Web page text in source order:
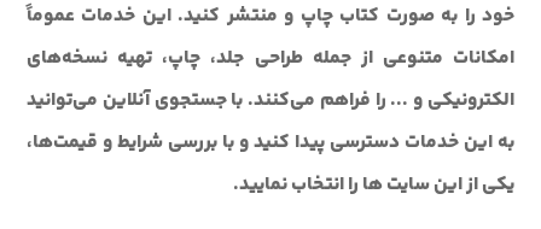
خود را به صورت کتاب چاپ و منتشر کنید. این خدمات عموماً
امکانات متنوعی از جمله طراحی جلد، چاپ، تهیه نسخه‌های
الکترونیکی و ... را فراهم می‌کنند. با جستجوی آنلاین می‌توانید
به این خدمات دسترسی پیدا کنید و با بررسی شرایط و قیمت‌ها،
یکی از این سایت ها را انتخاب نمایید.